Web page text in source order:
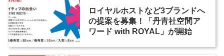
ロイヤルホストなど3ブランドへ
の提案を募集！「丹青社空間ア
ワード with ROYAL」が開始